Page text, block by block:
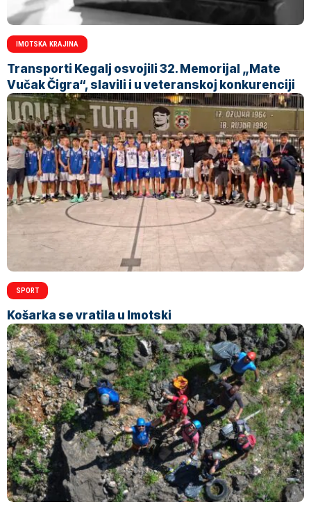
IMOTSKA KRAJINA
Transporti Kegalj osvojili 32. Memorijal „Mate
Vučak Čigra“, slavili i u veteranskoj konkurenciji
SPORT
Košarka se vratila u Imotski